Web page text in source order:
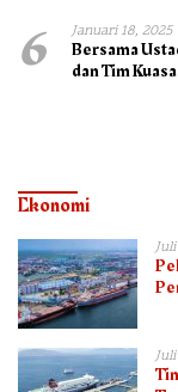
6 Januari 18, 2025
Bersama
dan Tim
Ekonomi